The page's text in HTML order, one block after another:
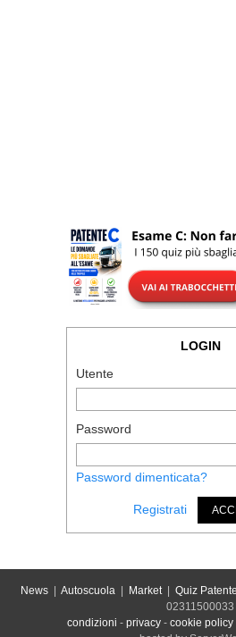
LOGIN
Utente
Password
Password dimenticata?
Registrati
News| Autoscuola| Market| Quiz
02311500033
condizioni - privacy - cookie policy